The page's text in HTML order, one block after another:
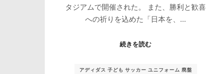
タジアムで開催された。 また、勝利と歓喜
への祈りを込めた「日本を、…
続きを読む
アディダス 子ども サッカー ユニフォーム 廃盤